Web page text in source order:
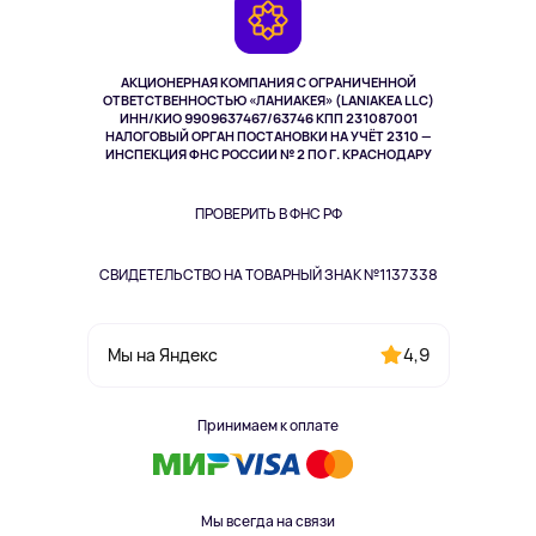
АКЦИОНЕРНАЯ КОМПАНИЯ С ОГРАНИЧЕННОЙ
ОТВЕТСТВЕННОСТЬЮ «ЛАНИАКЕЯ» (LANIAKEA LLC)
ИНН/КИО 9909637467/63746 КПП 231087001
НАЛОГОВЫЙ ОРГАН ПОСТАНОВКИ НА УЧЁТ 2310 —
ИНСПЕКЦИЯ ФНС РОССИИ № 2 ПО Г. КРАСНОДАРУ
ПРОВЕРИТЬ В ФНС РФ
СВИДЕТЕЛЬСТВО НА ТОВАРНЫЙ ЗНАК №1137338
Мы на Яндекс 4,9
Принимаем к оплате
Мы всегда на связи
Здоровье питомцев
Одежда и аксессуары